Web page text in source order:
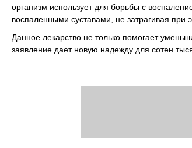
организм использует для борьбы с
воспаленными суставами, не затрагивая при
Данное лекарство не только помогает
заявление дает новую надежду для сотен